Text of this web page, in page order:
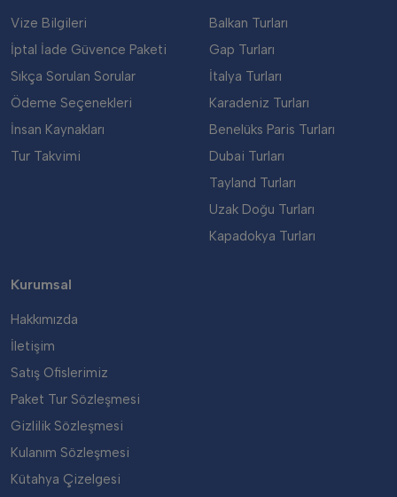
Vize Bilgileri
İptal İade Güvence Paketi
Sıkça Sorulan Sorular
Ödeme Seçenekleri
İnsan Kaynakları
Tur Takvimi
Balkan Turları
Gap Turları
İtalya Turları
Karadeniz Turları
Benelüks Paris Turları
Dubai Turları
Tayland Turları
Uzak Doğu Turları
Kapadokya Turları
Kurumsal
Hakkımızda
İletişim
Satış Ofislerimiz
Paket Tur Sözleşmesi
Gizlilik Sözleşmesi
Kulanım Sözleşmesi
Kütahya Çizelgesi